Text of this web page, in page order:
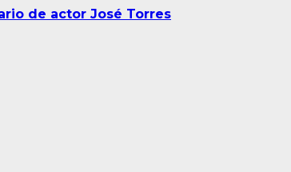
de actor José Torres